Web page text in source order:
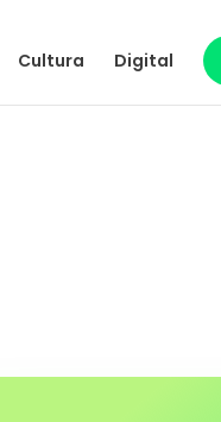
Cultura Digital